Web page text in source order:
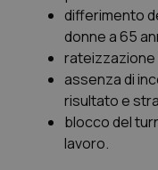
Salute orale
Sangue &
Tiroide
differimento
donne a 65
rateizzazione
assenza di
risultato e
blocco del
lavoro.